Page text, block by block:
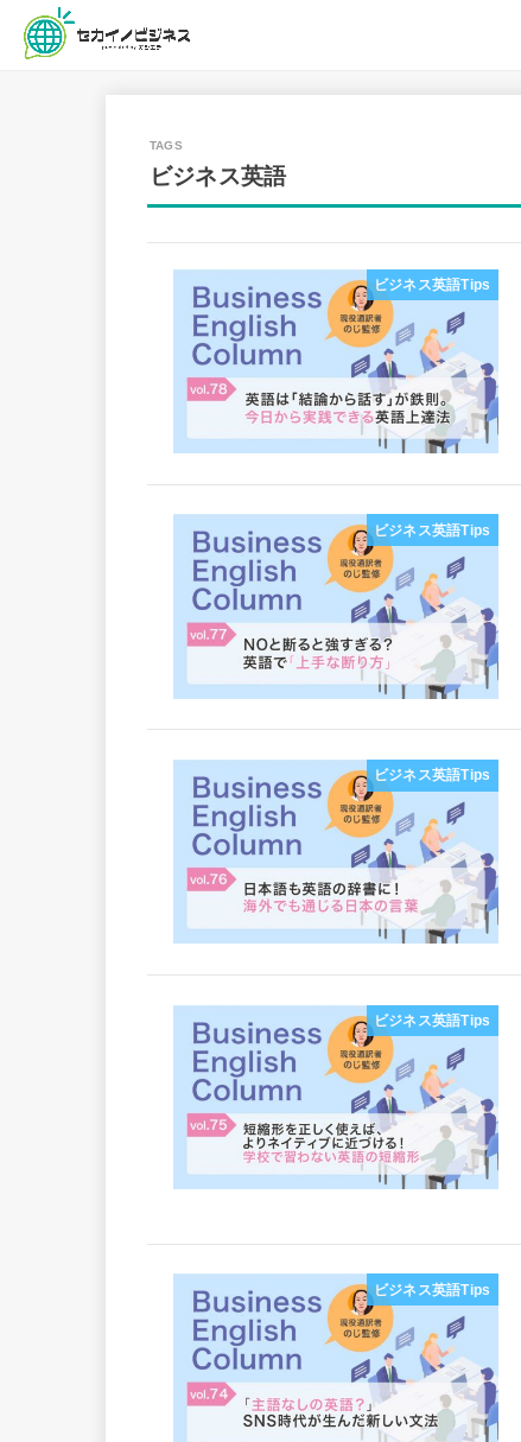
ビジネス英語
ビジネス英語Tips
ビジネス英語Tips
ビジネス英語Tips
ビジネス英語Tips
ビジネス英語Tips